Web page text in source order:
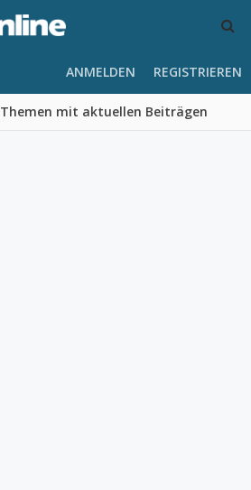
Themen mit aktuellen Beiträgen
ANMELDEN REGISTRIEREN